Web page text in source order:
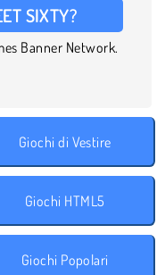
SIXTY?
Banner Network.
Giochi di Vestire
Giochi HTML5
Giochi Popolari